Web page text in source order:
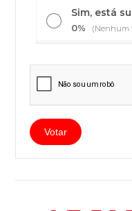
Sim, está
0% (Nenhum